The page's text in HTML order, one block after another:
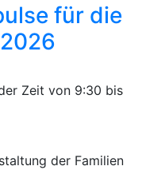
für die
Zeit von 9:30 bis
der Familien